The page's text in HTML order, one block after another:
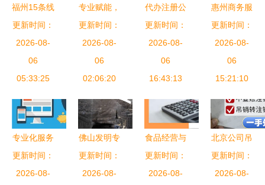
福州15条线
路公交车穿
上 微e管家
新衣,让品
牌在城市间
更新时间：
2026-08-
06
05:33:25
专业赋能，
高效创业
武汉百世丰
商务咨询的
工商代办服
更新时间：
2026-08-
06
02:06:20
代办注册公
司靠谱吗？
——揭秘商
务代理代办
服务的利与
更新时间：
2026-08-
06
16:43:13
惠州商务服
务 新视野
同城助力本
地高效商务
代办新体验
更新时间：
2026-08-
06
15:21:10
专业化服务
解构故城商
务便捷之路
更新时间：
2026-08-
佛山发明专
利代办机构
#发明专利
更新时间：
2026-08-
食品经营与
餐饮登记证
件办理指南
更新时间：
2026-08-
北京公司吊
销转注销全
攻略 商务
更新时间：
2026-08-